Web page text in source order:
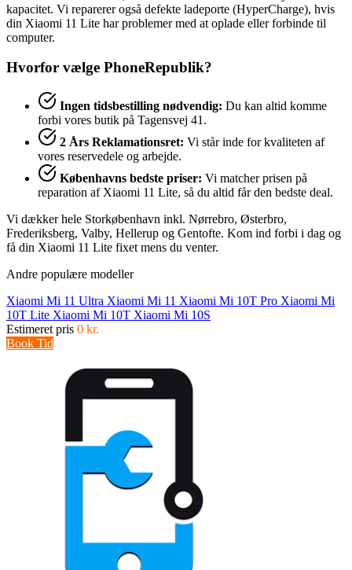
kapacitet. Vi reparerer også defekte ladeporte (HyperCharge), hvis
din Xiaomi 11 Lite har problemer med at oplade eller forbinde til
computer.
Hvorfor vælge PhoneRepublik?
Ingen tidsbestilling nødvendig: Du kan altid komme
forbi vores butik på Tagensvej 41.
2 Års Reklamationsret: Vi står inde for kvaliteten af
vores reservedele og arbejde.
Københavns bedste priser: Vi matcher prisen på
reparation af Xiaomi 11 Lite, så du altid får den bedste deal.
Vi dækker hele Storkøbenhavn inkl. Nørrebro, Østerbro,
Frederiksberg, Valby, Hellerup og Gentofte. Kom ind forbi i dag og
få din Xiaomi 11 Lite fixet mens du venter.
Andre populære modeller
Xiaomi Mi 11 Ultra Xiaomi Mi 11 Xiaomi Mi 10T Pro Xiaomi Mi
10T Lite Xiaomi Mi 10T Xiaomi Mi 10S
Estimeret pris 0 kr.
Book Tid